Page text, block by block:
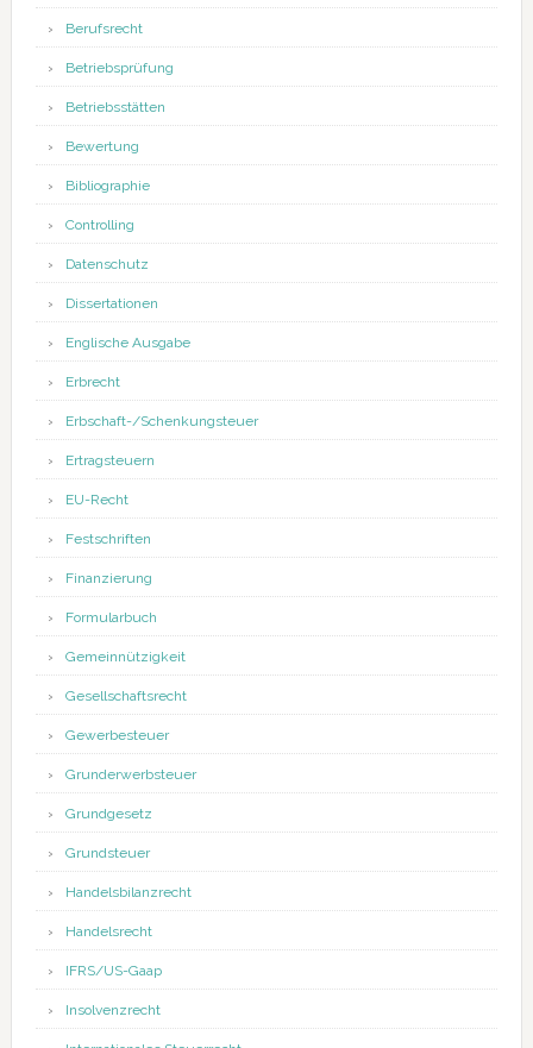
Berufsrecht
Betriebsprüfung
Betriebsstätten
Bewertung
Bibliographie
Controlling
Datenschutz
Dissertationen
Englische Ausgabe
Erbrecht
Erbschaft-/Schenkungsteuer
Ertragsteuern
EU-Recht
Festschriften
Finanzierung
Formularbuch
Gemeinnützigkeit
Gesellschaftsrecht
Gewerbesteuer
Grunderwerbsteuer
Grundgesetz
Grundsteuer
Handelsbilanzrecht
Handelsrecht
IFRS/US-Gaap
Insolvenzrecht